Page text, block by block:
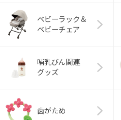
ベビーラック＆
ベビーチェア
哺乳びん関連
グッズ
歯がため